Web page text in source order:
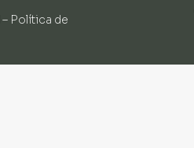
– Política de